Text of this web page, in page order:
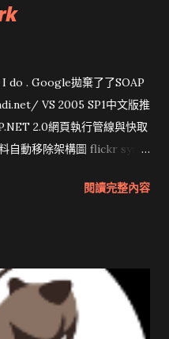
do . Google拋棄了了SOAP
VS 2005 SP1中文版推
2.0網頁執行管線與快取
自動移除架構圖 flickr sync
疑遭駭客入侵 大砲開講
閱讀完整內容